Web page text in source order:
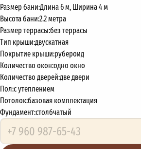
Размер бани:Длина 6 м, Ширина 4 м
Высота бани:2.2 метра
Размер террасы:без террасы
Тип крыши:двускатная
Покрытие крыши:рубероид
Количество окон:одно окно
Количество дверей:две двери
Пол:с утеплением
Потолок:базовая комплектация
Фундамент:столбчатый